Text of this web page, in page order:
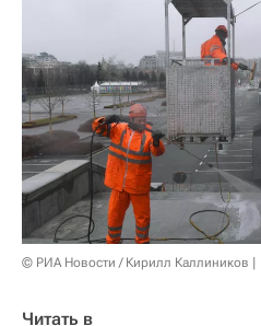
© РИА Новости / Кирилл Каллиников
Читать в